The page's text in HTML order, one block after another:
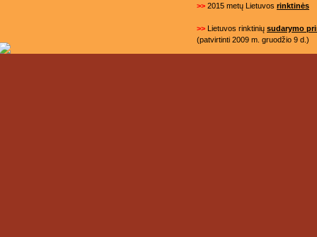
>> 2015 metų Lietuvos rinktinės
>> Lietuvos rinktinių sudarymo
(patvirtinti 2009 m. gruodžio 9 d.)